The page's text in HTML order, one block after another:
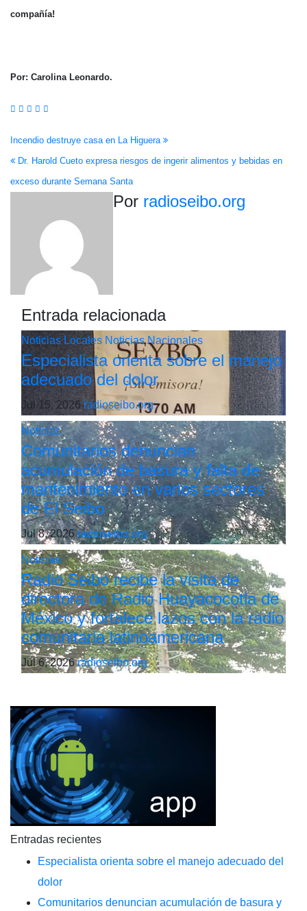
compañía!
Por: Carolina Leonardo.
Navegación
de
entradas
Incendio destruye casa en La Higuera
Dr. Harold Cueto expresa riesgos de ingerir alimentos y bebidas en
exceso durante Semana Santa
Por radioseibo.org
Entrada relacionada
Noticias Locales Noticias Nacionales
Especialista orienta sobre el manejo
adecuado del dolor
Jul 15, 2026radioseibo.org
Noticias
Comunitarios denuncian
acumulación de basura y falta de
mantenimiento en varios sectores
de El Seibo
Jul 8, 2026radioseibo.org
Noticias
Radio Seibo recibe la visita de
directora de Radio Huayacocotla de
México y fortalece lazos con la radio
comunitaria latinoamericana
Jul 6, 2026radioseibo.org
Entradas recientes
Especialista orienta sobre el manejo adecuado del
dolor
Comunitarios denuncian acumulación de basura y